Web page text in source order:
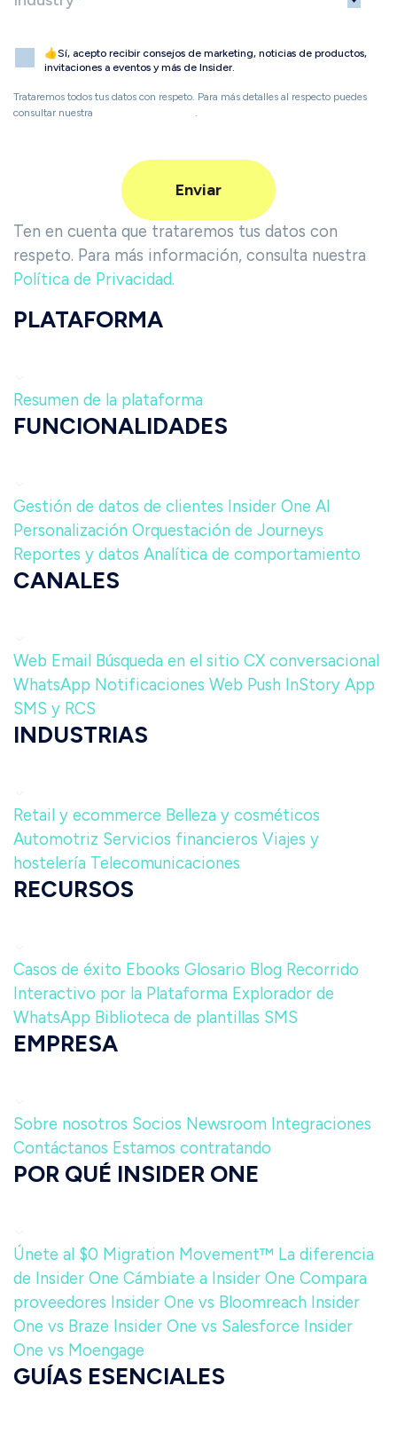
👍Sí, acepto recibir consejos de marketing, noticias de productos,
invitaciones a eventos y más de Insider.
Trataremos todos tus datos con respeto. Para más detalles al respecto puedes
consultar nuestra
.
Ten en cuenta que trataremos tus datos con
respeto. Para más información, consulta nuestra
Política de Privacidad.
PLATAFORMA
Resumen de la plataforma
FUNCIONALIDADES
Gestión de datos de clientes Insider One AI
Personalización Orquestación de Journeys
Reportes y datos Analítica de comportamiento
CANALES
Web Email Búsqueda en el sitio CX conversacional
WhatsApp Notificaciones Web Push InStory App
SMS y RCS
INDUSTRIAS
Retail y ecommerce Belleza y cosméticos
Automotriz Servicios financieros Viajes y
hostelería Telecomunicaciones
RECURSOS
Casos de éxito Ebooks Glosario Blog Recorrido
Interactivo por la Plataforma Explorador de
WhatsApp Biblioteca de plantillas SMS
EMPRESA
Sobre nosotros Socios Newsroom Integraciones
Contáctanos Estamos contratando
POR QUÉ INSIDER ONE
Únete al $0 Migration Movement™ La diferencia
de Insider One Cámbiate a Insider One Compara
proveedores Insider One vs Bloomreach Insider
One vs Braze Insider One vs Salesforce Insider
One vs Moengage
GUÍAS ESENCIALES